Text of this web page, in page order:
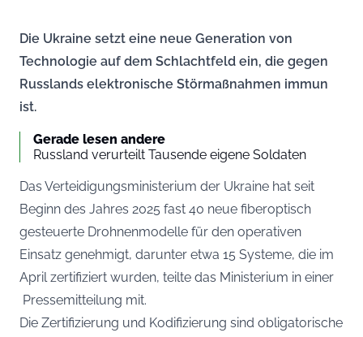
Die Ukraine setzt eine neue Generation von
Technologie auf dem Schlachtfeld ein, die gegen
Russlands elektronische Störmaßnahmen immun
ist.
Gerade lesen andere
Russland verurteilt Tausende eigene Soldaten
Das Verteidigungsministerium der Ukraine hat seit
Beginn des Jahres 2025 fast 40 neue fiberoptisch
gesteuerte Drohnenmodelle für den operativen
Einsatz genehmigt, darunter etwa 15 Systeme, die im
April zertifiziert wurden, teilte das Ministerium in einer
Pressemitteilung mit.
Die Zertifizierung und Kodifizierung sind obligatorische